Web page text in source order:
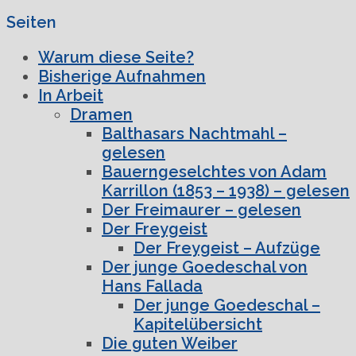
Seiten
Warum diese Seite?
Bisherige Aufnahmen
In Arbeit
Dramen
Balthasars Nachtmahl –
gelesen
Bauerngeselchtes von Adam
Karrillon (1853 – 1938) – gelesen
Der Freimaurer – gelesen
Der Freygeist
Der Freygeist – Aufzüge
Der junge Goedeschal von
Hans Fallada
Der junge Goedeschal –
Kapitelübersicht
Die guten Weiber